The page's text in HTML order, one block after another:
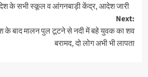
के सभी स्कूल व आंगनबाड़ी केंद्र, आदेश जारी
Next:
के बाद मालन पुल टूटने से नदी में बहे युवक का शव
बरामद, दो लोग अभी भी लापता